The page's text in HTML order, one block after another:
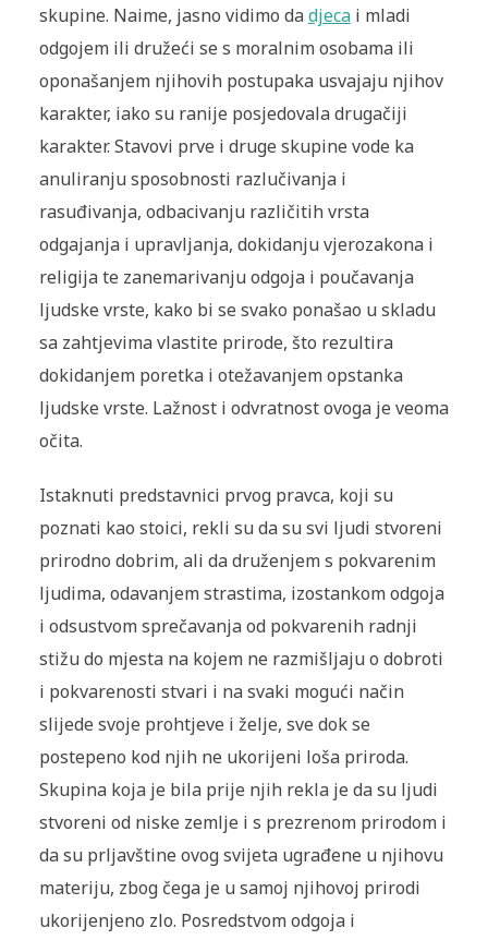
skupine. Naime, jasno vidimo dadjecai mladi
odgojem ili družeći se s moralnim osobama ili
oponašanjem njihovih postupaka usvajaju njihov
karakter, iako su ranije posjedovala drugačiji
karakter. Stavovi prve i druge skupine vode ka
anuliranju sposobnosti razlučivanja i
rasuđivanja, odbacivanju različitih vrsta
odgajanja i upravljanja, dokidanju vjerozakona i
religija te zanemarivanju odgoja i poučavanja
ljudske vrste, kako bi se svako ponašao u skladu
sa zahtjevima vlastite prirode, što rezultira
dokidanjem poretka i otežavanjem opstanka
ljudske vrste. Lažnost i odvratnost ovoga je veoma
očita.
Istaknuti predstavnici prvog pravca, koji su
poznati kao stoici, rekli su da su svi ljudi stvoreni
prirodno dobrim, ali da druženjem s pokvarenim
ljudima, odavanjem strastima, izostankom odgoja
i odsustvom sprečavanja od pokvarenih radnji
stižu do mjesta na kojem ne razmišljaju o dobroti
i pokvarenosti stvari i na svaki mogući način
slijede svoje prohtjeve i želje, sve dok se
postepeno kod njih ne ukorijeni loša priroda.
Skupina koja je bila prije njih rekla je da su ljudi
stvoreni od niske zemlje i s prezrenom prirodom i
da su prljavštine ovog svijeta ugrađene u njihovu
materiju, zbog čega je u samoj njihovoj prirodi
ukorijenjeno zlo. Posredstvom odgoja i